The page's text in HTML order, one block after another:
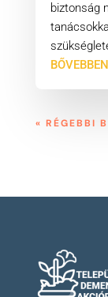
biztonság
BŐVEBBEN
« RÉGEBBI